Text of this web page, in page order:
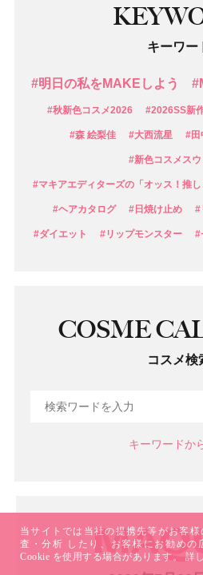
キーワー
#明日の私をMAKEしよう
#秋新色コスメ2026 #2026SS新
#森 絵梨佳 #大西流星 #田
#新色コスメス
#マキアエディターズの「オッス！推し
#ヘアカタログ #日焼け止め #
#ダイエット #リップモンスター #
COSME
コスメ検
キーワードか
当サイトでは当社の提携先等がお客
査・分析 したり、お客様にお勧めの
Cookie を使用する場合があります。 詳